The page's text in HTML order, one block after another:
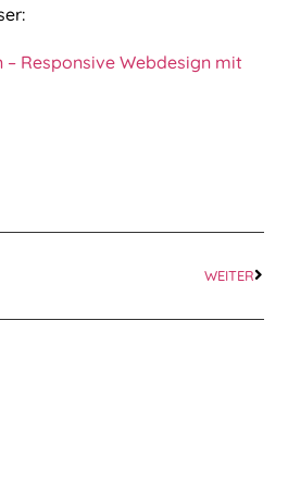
Responsive Webdesign mit
WEITER